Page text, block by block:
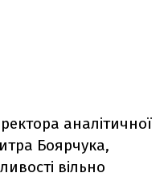
аналітичної
Боярчука,
вільно